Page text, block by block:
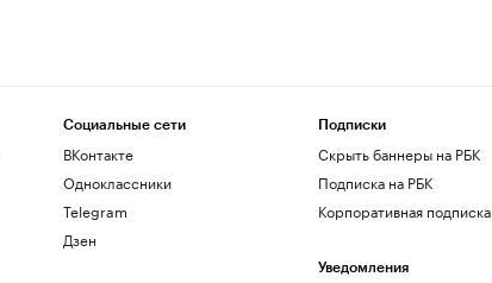
Социальные сети
ВКонтакте
Одноклассники
Telegram
Дзен
Подписки
Скрыть баннеры на РБК
Подписка на РБК
Корпоративная подписка
Уведомления